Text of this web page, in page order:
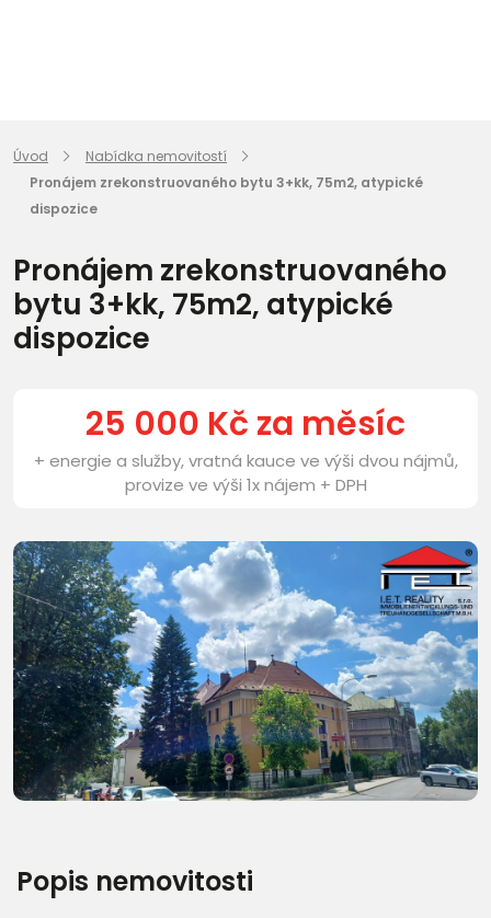
Úvod
Nabídka nemovitostí
Pronájem zrekonstruovaného bytu 3+kk, 75m2, atypické
dispozice
Pronájem zrekonstruovaného
bytu 3+kk, 75m2, atypické
dispozice
25 000 Kč za měsíc
+ energie a služby, vratná kauce ve výši dvou nájmů,
provize ve výši 1x nájem + DPH
Další fotografie (21)
Popis nemovitosti